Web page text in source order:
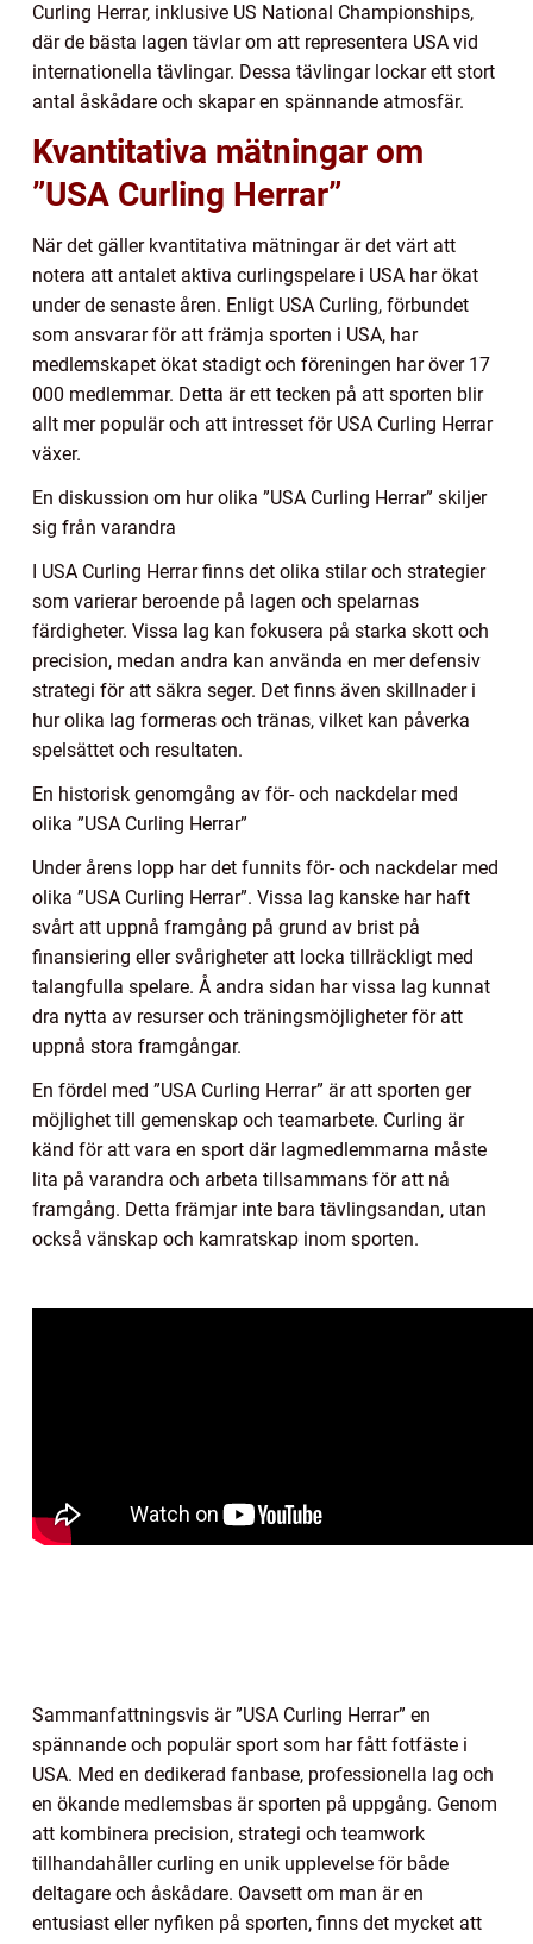
Curling Herrar, inklusive US National Championships,
där de bästa lagen tävlar om att representera USA vid
internationella tävlingar. Dessa tävlingar lockar ett stort
antal åskådare och skapar en spännande atmosfär.
Kvantitativa mätningar om
”USA Curling Herrar”
När det gäller kvantitativa mätningar är det värt att
notera att antalet aktiva curlingspelare i USA har ökat
under de senaste åren. Enligt USA Curling, förbundet
som ansvarar för att främja sporten i USA, har
medlemskapet ökat stadigt och föreningen har över 17
000 medlemmar. Detta är ett tecken på att sporten blir
allt mer populär och att intresset för USA Curling Herrar
växer.
En diskussion om hur olika ”USA Curling Herrar” skiljer
sig från varandra
I USA Curling Herrar finns det olika stilar och strategier
som varierar beroende på lagen och spelarnas
färdigheter. Vissa lag kan fokusera på starka skott och
precision, medan andra kan använda en mer defensiv
strategi för att säkra seger. Det finns även skillnader i
hur olika lag formeras och tränas, vilket kan påverka
spelsättet och resultaten.
En historisk genomgång av för- och nackdelar med
olika ”USA Curling Herrar”
Under årens lopp har det funnits för- och nackdelar med
olika ”USA Curling Herrar”. Vissa lag kanske har haft
svårt att uppnå framgång på grund av brist på
finansiering eller svårigheter att locka tillräckligt med
talangfulla spelare. Å andra sidan har vissa lag kunnat
dra nytta av resurser och träningsmöjligheter för att
uppnå stora framgångar.
En fördel med ”USA Curling Herrar” är att sporten ger
möjlighet till gemenskap och teamarbete. Curling är
känd för att vara en sport där lagmedlemmarna måste
lita på varandra och arbeta tillsammans för att nå
framgång. Detta främjar inte bara tävlingsandan, utan
också vänskap och kamratskap inom sporten.
Sammanfattningsvis är ”USA Curling Herrar” en
spännande och populär sport som har fått fotfäste i
USA. Med en dedikerad fanbase, professionella lag och
en ökande medlemsbas är sporten på uppgång. Genom
att kombinera precision, strategi och teamwork
tillhandahåller curling en unik upplevelse för både
deltagare och åskådare. Oavsett om man är en
entusiast eller nyfiken på sporten, finns det mycket att